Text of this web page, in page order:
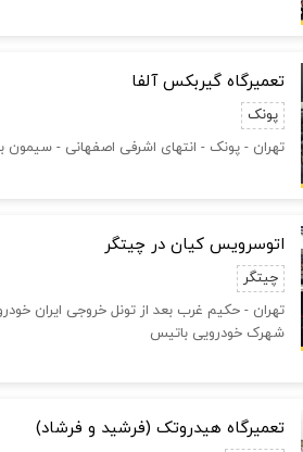
تعمیرگاه گیربکس آلفا
پونک
تهران - پونک - انتهای اشرفی اصفهانی - سیمون
اتوسرویس کیان در چیتگر
چیتگر
تهران - حکیم غرب بعد از تونل خروجی ایران
شهرک خودرویی باتیس
تعمیرگاه هیدروتک (فرشید و فرشاد)